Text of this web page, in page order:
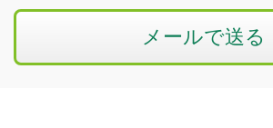
メールで送る